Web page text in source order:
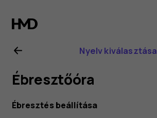
Nokia
G21
felhasználói
kézikönyv
Nyelv kiválasztása
Ébresztőóra
Ébresztés beállítása